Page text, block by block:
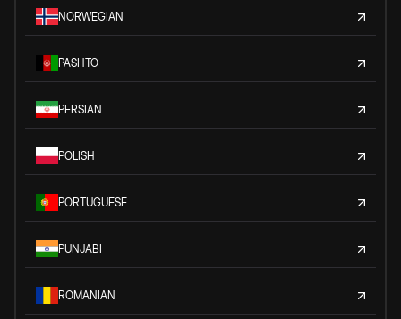
NORWEGIAN
PASHTO
PERSIAN
POLISH
PORTUGUESE
PUNJABI
ROMANIAN